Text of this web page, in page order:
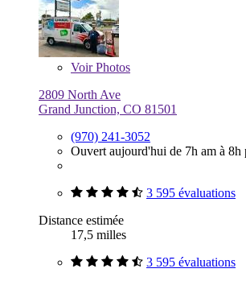
VoirPhotos
2809 North Ave
Grand Junction, CO 81501
(970) 241-3052
Ouvert aujourd'hui de 7h am à 8h
3 595 évaluations
Distance estimée
17,5 milles
3 595 évaluations